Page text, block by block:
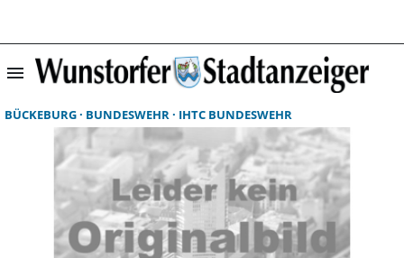
menu
BÜCKEBURG BUNDESWEHR IHTC BUNDESWEHR